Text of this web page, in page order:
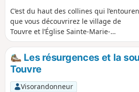
C’est du haut des collines qui
que vous découvrirez le village de
Touvre et l’Église Sainte-Marie-
Madeleine aux pieds de laquelle
jaillissent les sources de la Touvre,
seconde résurgence de France.
Les résurgences et la
Touvre
Visorandonneur